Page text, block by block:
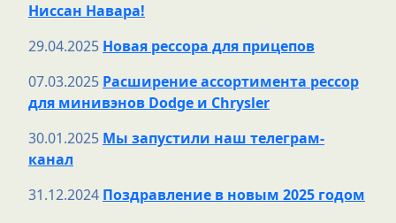
Ниссан Навара!
29.04.2025 Новая рессора для прицепов
07.03.2025 Расширение ассортимента рессор
для минивэнов Dodge и Chrysler
30.01.2025 Мы запустили наш телеграм-
канал
31.12.2024 Поздравление в новым 2025 годом